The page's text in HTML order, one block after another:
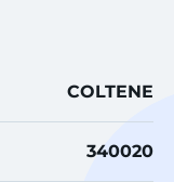
COLTENE
340020